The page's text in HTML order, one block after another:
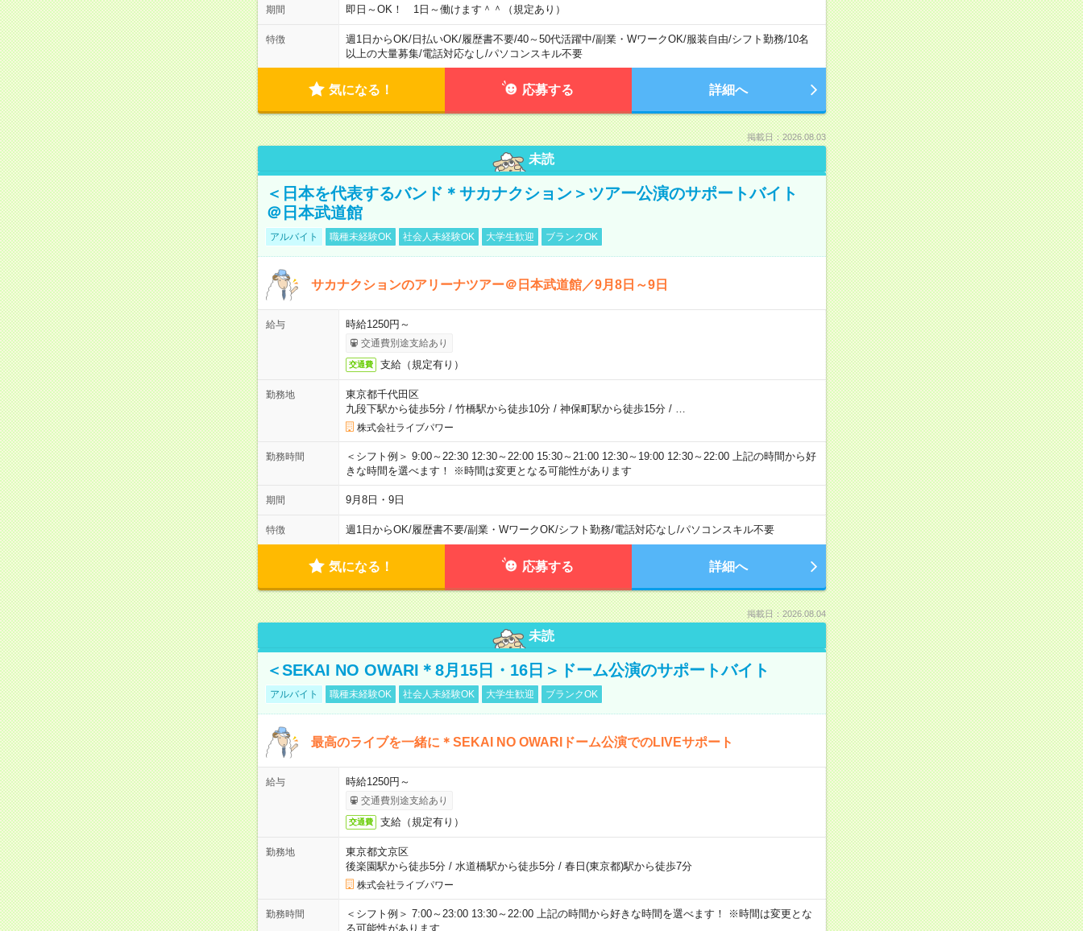
期間 即日～OK！ 1日～働けます＾＾（規定あり）
特徴 週1日からOK/日払いOK/履歴書不要/40～50代活躍中/副業・WワークOK/服装自由/シフト勤務/10名
以上の大量募集/電話対応なし/パソコンスキル不要
気になる！ 応募する 詳細へ
掲載日：2026.08.03
未読
＜日本を代表するバンド＊サカナクション＞ツアー公演のサポートバイト
＠日本武道館
アルバイト 職種未経験OK 社会人未経験OK 大学生歓迎 ブランクOK
サカナクションのアリーナツアー＠日本武道館／9月8日～9日
給与 時給1250円～
交通費別途支給あり
交通費 支給（規定有り）
勤務地
東京都千代田区
九段下駅から徒歩5分/ 竹橋駅から徒歩10分/ 神保町駅から徒歩15分/
株式会社ライブパワー
勤務時間
＜シフト例＞ 9:00～22:30 12:30～22:00 15:30～21:00 12:30～19:00 12:30～22:00 上記の時間から好
きな時間を選べます！ ※時間は変更となる可能性があります
期間 9月8日・9日
特徴 週1日からOK/履歴書不要/副業・WワークOK/シフト勤務/電話対応なし/パソコンスキル不要
気になる！ 応募する 詳細へ
掲載日：2026.08.04
未読
＜SEKAI NO OWARI＊8月15日・16日＞ドーム公演のサポートバイト
アルバイト 職種未経験OK 社会人未経験OK 大学生歓迎 ブランクOK
最高のライブを一緒に＊SEKAI NO OWARIドーム公演でのLIVEサポート
給与 時給1250円～
交通費別途支給あり
交通費 支給（規定有り）
勤務地
東京都文京区
後楽園駅から徒歩5分/ 水道橋駅から徒歩5分/ 春日(東京都)駅から徒歩7分
株式会社ライブパワー
勤務時間
＜シフト例＞ 7:00～23:00 13:30～22:00 上記の時間から好きな時間を選べます！ ※時間は変更とな
る可能性があります